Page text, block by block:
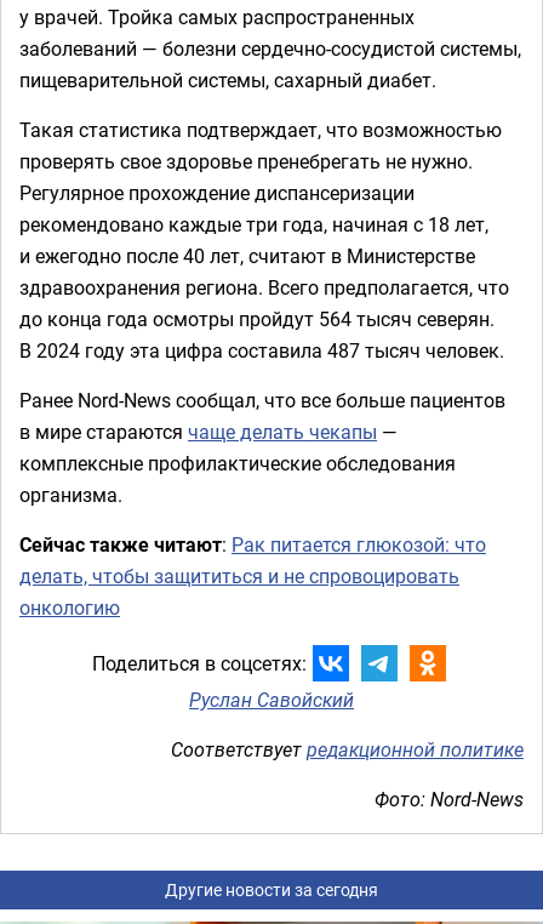
у врачей. Тройка самых распространенных
заболеваний — болезни сердечно-сосудистой системы,
пищеварительной системы, сахарный диабет.
Такая статистика подтверждает, что возможностью
проверять свое здоровье пренебрегать не нужно.
Регулярное прохождение диспансеризации
рекомендовано каждые три года, начиная с 18 лет,
и ежегодно после 40 лет, считают в Министерстве
здравоохранения региона. Всего предполагается, что
до конца года осмотры пройдут 564 тысяч северян.
В 2024 году эта цифра составила 487 тысяч человек.
Ранее Nord-News сообщал, что все больше пациентов
в мире стараются чаще делать чекапы —
комплексные профилактические обследования
организма.
Сейчас также читают: Рак питается глюкозой: что
делать, чтобы защититься и не спровоцировать
онкологию
Поделиться в соцсетях:
Руслан Савойский
Соответствуетредакционной политике
Фото: Nord-News
Другие новости за сегодня